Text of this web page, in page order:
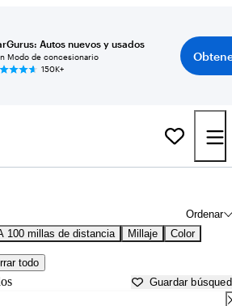
Autos nuevos y usados
Modo de concesionario
150K+
Ordenar
100 millas de distancia Millaje Color
todo
Guardar